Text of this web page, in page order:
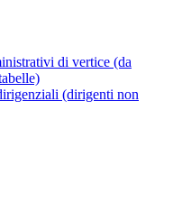
di vertice (da
(dirigenti non